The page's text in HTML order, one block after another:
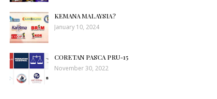
KEMANA MALAYSIA?
January 10, 2024
CORETAN PASCA PRU-15
November 30, 2022